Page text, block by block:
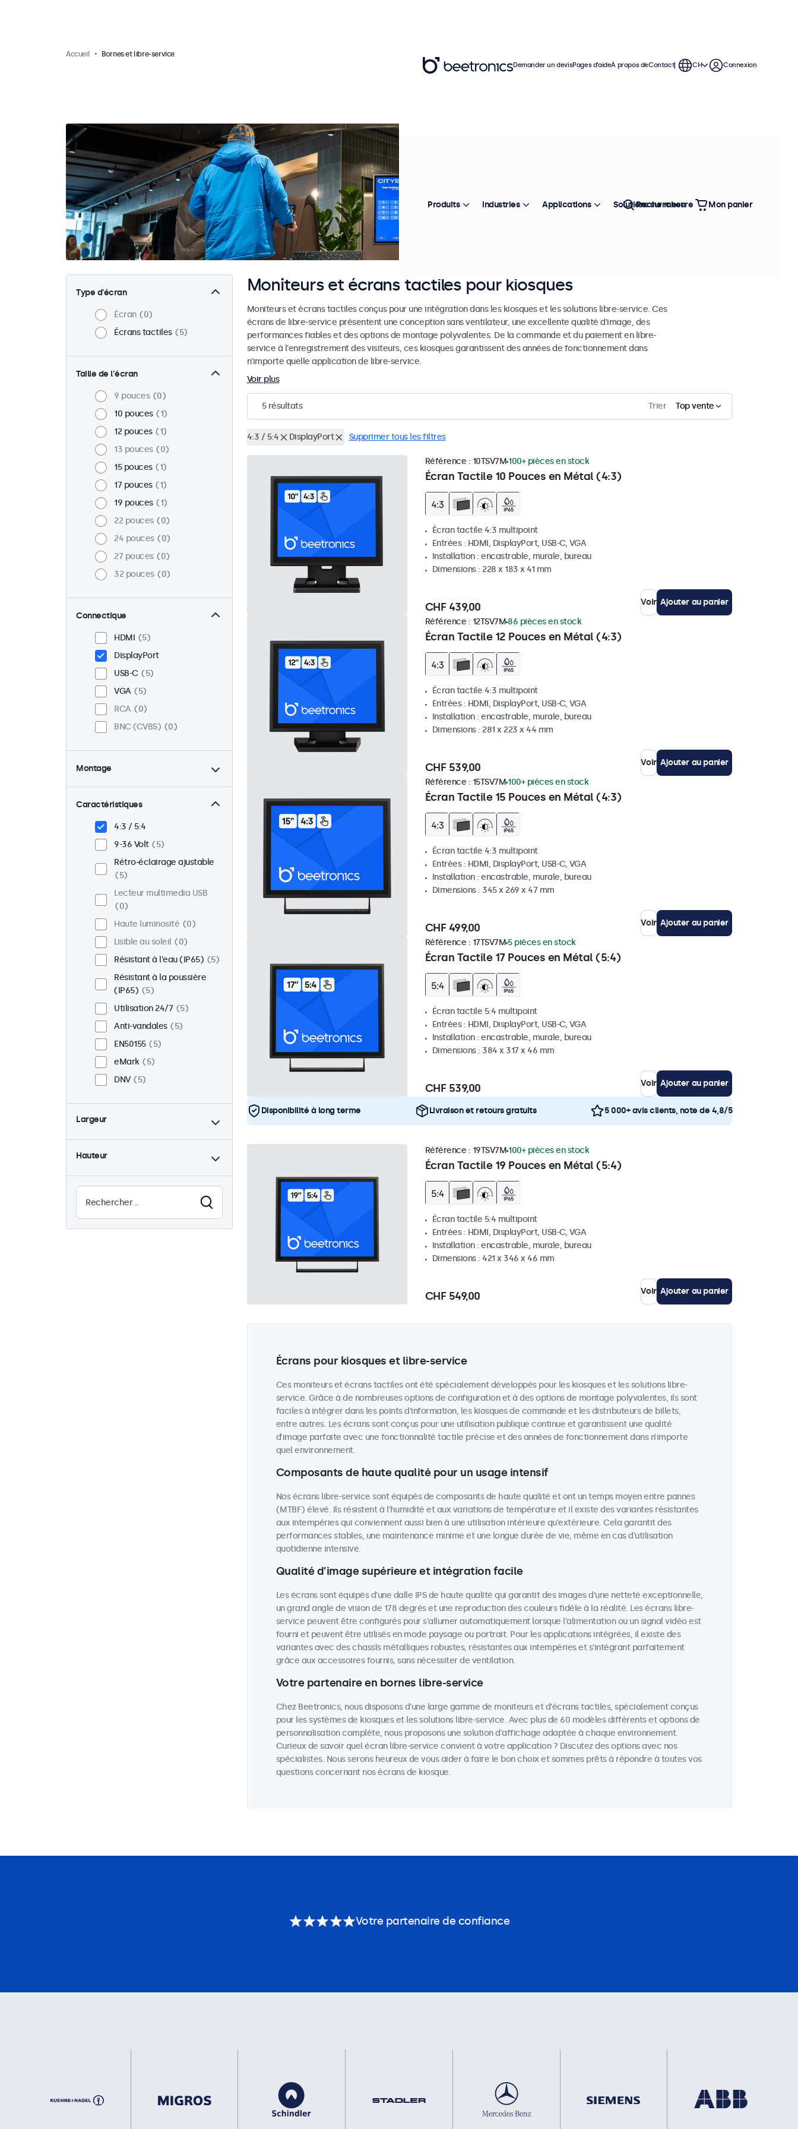
Accueil Bornes et libre-service
Type d’écran
Écran
0
Écrans tactiles
5
Taille de l'écran
9 pouces
0
10 pouces
1
12 pouces
1
13 pouces
0
15 pouces
1
17 pouces
1
19 pouces
1
22 pouces
0
24 pouces
0
27 pouces
0
32 pouces
0
Connectique
HDMI
5
DisplayPort
USB-C
5
VGA
5
RCA
0
BNC (CVBS)
0
Montage
Bureau
5
Mural
Panel mount
Encastrable
Montage en rack
VESA 75 x 75
VESA 100 x 100
1
Caractéristiques
4:3 / 5:4
9-36 Volt
5
Rétro-éclairage ajustable
5
Lecteur multimedia USB
0
Haute luminosité
0
Lisible au soleil
0
Résistant à l'eau (IP65)
5
Résistant à la poussière
(IP65)
5
Utilisation 24/7
5
Anti-vandales
5
EN50155
5
eMark
5
DNV
5
Largeur
Hauteur
Moniteurs et écrans tactiles pour kiosques
Moniteurs et écrans tactiles conçus pour une intégration dans les kiosques et les solutions libre-service. Ces
écrans de libre-service présentent une conception sans ventilateur, une excellente qualité d'image, des
performances fiables et des options de montage polyvalentes. De la commande et du paiement en libre-
service à l'enregistrement des visiteurs, ces kiosques garantissent des années de fonctionnement dans
n'importe quelle application de libre-service.
Voir plus
5résultats Trier Top vente
4:3 / 5:4 DisplayPort Supprimer tous les filtres
Écran Tactile 10 Pouces en Métal (4:3)
Référence : 10TSV7M 100+ pièces en stock
Écran tactile 4:3 multipoint
Entrées : HDMI, DisplayPort, USB-C, VGA
Installation : encastrable, murale, bureau
Dimensions : 228 x 183 x 41 mm
CHF 439,00 Voir Ajouter au panier
Écran Tactile 12 Pouces en Métal (4:3)
Référence : 12TSV7M 86 pièces en stock
Écran tactile 4:3 multipoint
Entrées : HDMI, DisplayPort, USB-C, VGA
Installation : encastrable, murale, bureau
Dimensions : 281 x 223 x 44 mm
CHF 539,00 Voir Ajouter au panier
Écran Tactile 15 Pouces en Métal (4:3)
Référence : 15TSV7M 100+ pièces en stock
Écran tactile 4:3 multipoint
Entrées : HDMI, DisplayPort, USB-C, VGA
Installation : encastrable, murale, bureau
Dimensions : 345 x 269 x 47 mm
CHF 499,00 Voir Ajouter au panier
Écran Tactile 17 Pouces en Métal (5:4)
Référence : 17TSV7M 5 pièces en stock
Écran tactile 5:4 multipoint
Entrées : HDMI, DisplayPort, USB-C, VGA
Installation : encastrable, murale, bureau
Dimensions : 384 x 317 x 46 mm
CHF 539,00 Voir Ajouter au panier
Disponibilité à long terme Livraison et retours gratuits 5 000+ avis clients, note de 4,8/5
Écran Tactile 19 Pouces en Métal (5:4)
Référence : 19TSV7M 100+ pièces en stock
Écran tactile 5:4 multipoint
Entrées : HDMI, DisplayPort, USB-C, VGA
Installation : encastrable, murale, bureau
Dimensions : 421 x 346 x 46 mm
CHF 549,00 Voir Ajouter au panier
Écrans pour kiosques et libre-service
Ces moniteurs et écrans tactiles ont été spécialement développés pour les kiosques et les solutions libre-
service. Grâce à de nombreuses options de configuration et à des options de montage polyvalentes, ils sont
faciles à intégrer dans les points d'information, les kiosques de commande et les distributeurs de billets,
entre autres. Les écrans sont conçus pour une utilisation publique continue et garantissent une qualité
d’image parfaite avec une fonctionnalité tactile précise et des années de fonctionnement dans n’importe
quel environnement.
Composants de haute qualité pour un usage intensif
Nos écrans libre-service sont équipés de composants de haute qualité et ont un temps moyen entre pannes
(MTBF) élevé. Ils résistent à l'humidité et aux variations de température et il existe des variantes résistantes
aux intempéries qui conviennent aussi bien à une utilisation intérieure qu'extérieure. Cela garantit des
performances stables, une maintenance minime et une longue durée de vie, même en cas d'utilisation
quotidienne intensive.
Qualité d’image supérieure et intégration facile
Les écrans sont équipés d'une dalle IPS de haute qualité qui garantit des images d'une netteté exceptionnelle,
un grand angle de vision de 178 degrés et une reproduction des couleurs fidèle à la réalité. Les écrans libre-
service peuvent être configurés pour s'allumer automatiquement lorsque l'alimentation ou un signal vidéo est
fourni et peuvent être utilisés en mode paysage ou portrait. Pour les applications intégrées, il existe des
variantes avec des chassîs métalliques robustes, résistantes aux intempéries et s'intégrant parfaitement
grâce aux accessoires fournis, sans nécessiter de ventilation.
Votre partenaire en bornes libre-service
Chez Beetronics, nous disposons d'une large gamme de moniteurs et d'écrans tactiles, spécialement conçus
pour les systèmes de kiosques et les solutions libre-service. Avec plus de 60 modèles différents et options de
personnalisation complète, nous proposons une solution d'affichage adaptée à chaque environnement.
Curieux de savoir quel écran libre-service convient à votre application ? Discutez des options avec nos
spécialistes. Nous serons heureux de vous aider à faire le bon choix et sommes prêts à répondre à toutes vos
questions concernant nos écrans de kiosque.
Demander un devisPages d’aideÀ propos deContact CH Connexion
Produits Industries Applications Solutions sur mesure
Rechercher Mon panier
Votre partenaire de confiance